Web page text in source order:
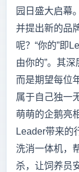
园日盛大启幕
并提出新的品
呢？“你的”即
由你的”。其
而是期望每位
属于自己独一
萌萌的企鹅亮
Leader带来
洗消一体机，
杀，让饲养员